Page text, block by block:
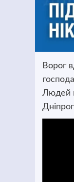
Ворог
Людей